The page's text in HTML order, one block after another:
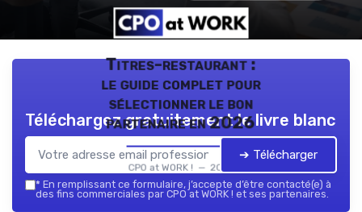
Titres-restaurant :
le guide complet pour
sélectionner le bon
partenaire en 2026
CPO at WORK ! — 2026
Téléchargez gratuitement le livre blanc
➔ Télécharger
* En remplissant ce formulaire, j’accepte d’être contacté(e) à
des fins commerciales par CPO at WORK ! et ses partenaires.